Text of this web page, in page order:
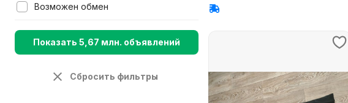
Возможен обмен
Показать 5,67 млн. объявлений
Сбросить фильтры